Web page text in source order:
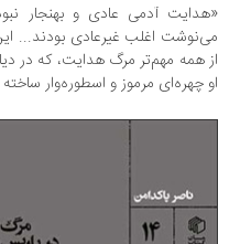
آدمی عادی و بهنجار نبود،
اغلب غیرعادی بودند... این
همه مهم‌تر مرگ هدایت، که در دیار
چهره‌ای مرموز و اسطوره‌وار ساخته است».